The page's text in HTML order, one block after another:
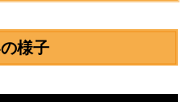
様子